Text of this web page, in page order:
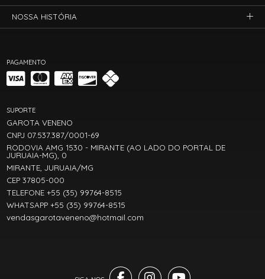
PAGAMENTO
SUPORTE
GAROTA VENENO
CNPJ 07.537.387/0001-69
RODOVIA AMG 1530 - MIRANTE (AO LADO DO PORTAL DE
JURUAIA-MG), 0
MIRANTE, JURUAIA/MG
CEP 37805-000
TELEFONE +55 (35) 99764-8515
WHATSAPP +55 (35) 99764-8515
vendasgarotaveneno@hotmail.com
NOSSA HISTÓRIA